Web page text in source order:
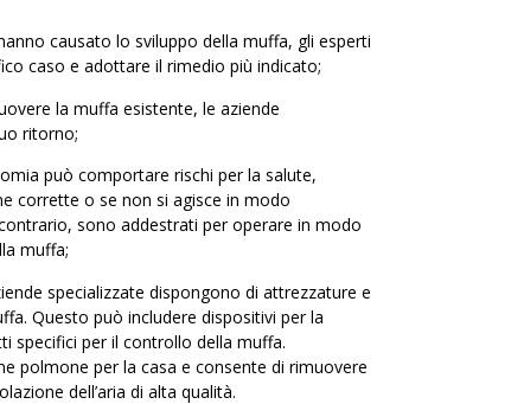
causato lo sviluppo della muffa, gli esperti
caso e adottare il rimedio più indicato;
la muffa esistente, le aziende
ritorno;
può comportare rischi per la salute,
corrette o se non si agisce in modo
sono addestrati per operare in modo
muffa;
specializzate dispongono di attrezzature e
Questo può includere dispositivi per la
specifici per il controllo della muffa.
polmone per la casa e consente di rimuovere
dell’aria di alta qualità.